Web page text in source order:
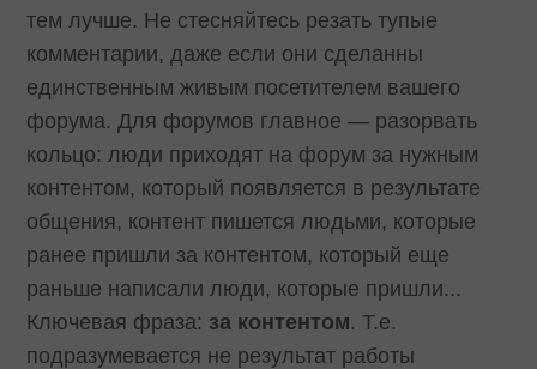
тем лучше. Не стесняйтесь резать тупые
комментарии, даже если они сделанны
единственным живым посетителем вашего
форума. Для форумов главное — разорвать
кольцо: люди приходят на форум за нужным
контентом, который появляется в результате
общения, контент пишется людьми, которые
ранее пришли за контентом, который еще
раньше написали люди, которые пришли...
Ключевая фраза: за контентом. Т.е.
подразумевается не результат работы